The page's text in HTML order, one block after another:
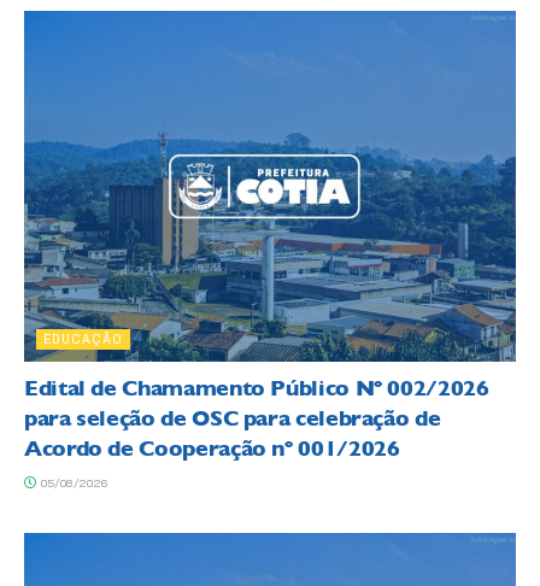
EDUCAÇÃO
Edital de Chamamento Público Nº 002/2026
para seleção de OSC para celebração de
Acordo de Cooperação nº 001/2026
05/08/2026